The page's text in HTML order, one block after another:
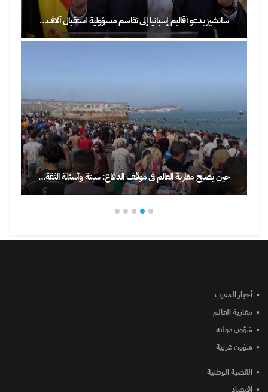
سانشيز يدعو أقاليم إسبانيا إلى تقاسم مسؤولية استقبال آلاف…
حين يصبح مغاربة العالم في موقف الدفاع: سبتة وأسئلة الثقة…
أخبار المغرب
مغاربة العالم
شؤون دولية
شؤون عربية
القضية الوطنية
إقتصاد